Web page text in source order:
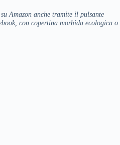
Amazon anche tramite il pulsante
con copertina morbida ecologica o